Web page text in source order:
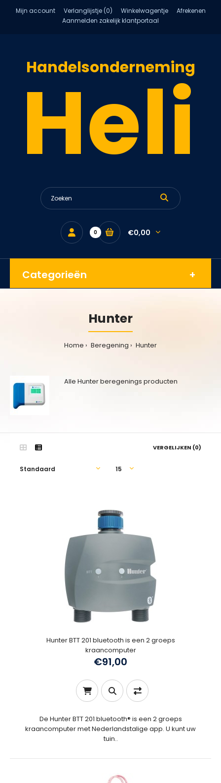
Mijn account Verlanglijstje (0) Winkelwagentje
Afrekenen
Aanmelden zakelijk klantportaal
Handelsonderneming
Heli
0 €0,00
Categorieën
Hunter
Home Beregening Hunter
Alle Hunter beregenings producten
VERGELIJKEN (0)
Hunter BTT 201 bluetooth is een 2 groeps
kraancomputer
€91,00
De Hunter BTT 201 bluetooth® is een 2 groeps
kraancomputer met Nederlandstalige app. U kunt uw
tuin..